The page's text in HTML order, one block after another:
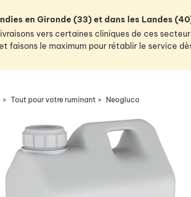
en Gironde (33) et dans les Landes
vers certaines cliniques de ces
faisons le maximum pour rétablir le service
> Tout pour votre ruminant > Neogluco